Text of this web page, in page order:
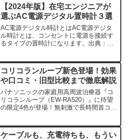
面を何度も切り替えるのが本当に面倒く
さい！」「カフェ...
【2024年版】在宅エンジニアが
選ぶAC電源デジタル置時計３選
AC電源デジタル時計とはAC電源デジタ
ル時計とは、コンセントに電源を接続す
るタイプの置時計になります。出典：セ
商品に依存）といったことが挙げられま
す。特に、『文字自体...
コリコランループ新色登場！効果
や口コミ・旧型比較まで徹底解説
パナソニックの家庭用高周波治療器『コ
リコランループ（EW-RA520）』に待望
の限定4色が登場！無刺激で長時間首コリ
で分かりやすく解説します。
ケーブルも、充電待ちも、もうい